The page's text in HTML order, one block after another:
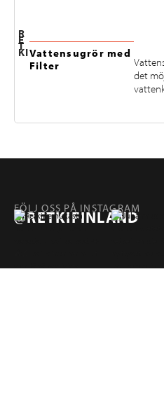
R
E
T
KIVattensugrör med
Filter
det
FÖLJ OSS PÅ INSTAGRAM
@RETKIFINLAND